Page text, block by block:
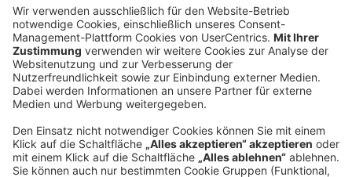
Industries
Transportation
Hauptsitz
Roland Berger GmbH